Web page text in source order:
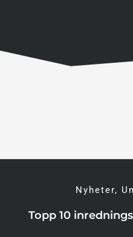
Nyheter,
Topp 10